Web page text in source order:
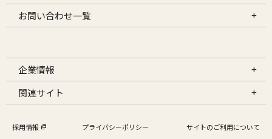
お問い合わせ一覧
企業情報
関連サイト
採用情報 プライバシーポリシー サイトのご利用について